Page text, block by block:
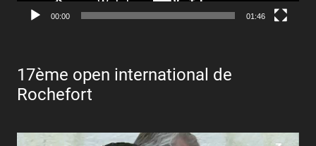
00:00 01:46
17ème open international de
Rochefort
Lecteur